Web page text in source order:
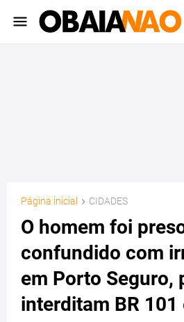
Página inicial CIDADES
O homem foi
confundido com
em Porto Seguro,
interditam BR